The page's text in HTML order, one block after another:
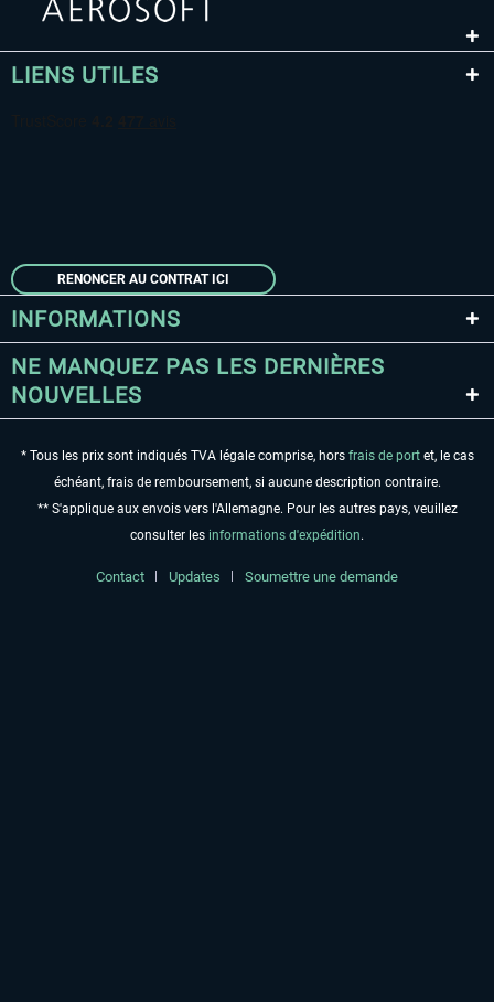
LIENS UTILES
RENONCER AU CONTRAT ICI
INFORMATIONS
NE MANQUEZ PAS LES DERNIÈRES
NOUVELLES
* Tous les prix sont indiqués TVA légale comprise, hors frais de portet, le cas
échéant, frais de remboursement, si aucune description contraire.
** S'applique aux envois vers l'Allemagne. Pour les autres pays, veuillez
consulter les informations d'expédition.
Contact Updates Soumettre une demande